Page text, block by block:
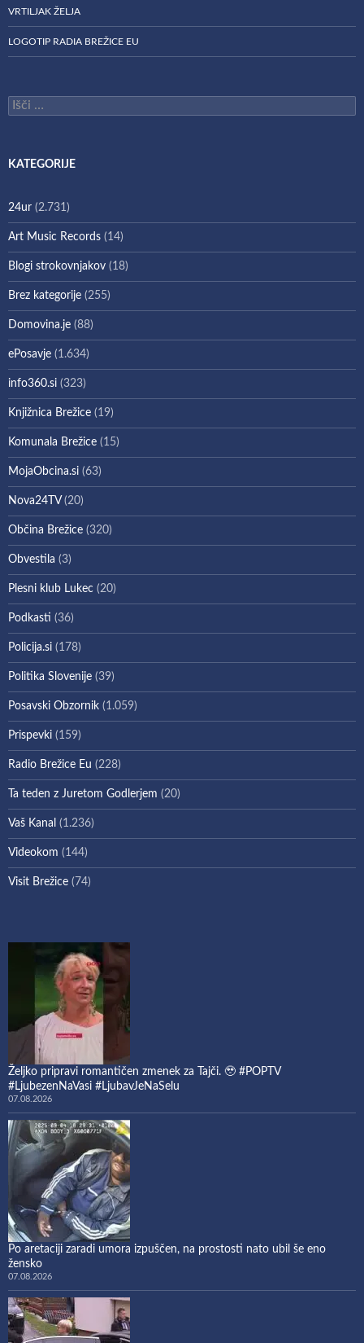
VRTILJAK ŽELJA
LOGOTIP RADIA BREŽICE EU
Išči:
KATEGORIJE
24ur (2.731)
Art Music Records (14)
Blogi strokovnjakov (18)
Brez kategorije (255)
Domovina.je (88)
ePosavje (1.634)
info360.si (323)
Knjižnica Brežice (19)
Komunala Brežice (15)
MojaObcina.si (63)
Nova24TV(20)
Občina Brežice (320)
Obvestila (3)
Plesni klub Lukec (20)
Podkasti (36)
Policija.si (178)
Politika Slovenije (39)
Posavski Obzornik (1.059)
Prispevki (159)
Radio Brežice Eu (228)
Ta teden z Juretom Godlerjem (20)
Vaš Kanal (1.236)
Videokom (144)
Visit Brežice (74)
Željko pripravi romantičen zmenek za Tajči. 🥹 #POPTV
#LjubezenNaVasi #LjubavJeNaSelu
07.08.2026
Po aretaciji zaradi umora izpuščen, na prostosti nato ubil še eno
žensko
07.08.2026